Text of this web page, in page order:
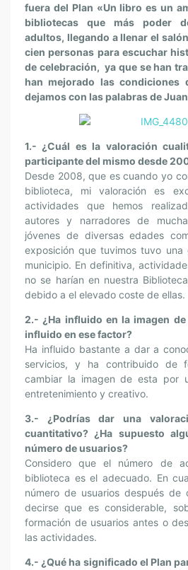
fuera del Plan «Un libro es un
bibliotecas que más poder
adultos, llegando a llenar el
cien personas para escuchar
de celebración, ya que se han
han mejorado las condiciones
dejamos con las palabras de
1.- ¿Cuál es la valoración
participante del mismo desde
Desde 2008, que es cuando yo
biblioteca, mi valoración es
actividades que hemos
autores y narradores de
jóvenes de diversas edades
exposición que tuvimos tuvo
municipio. En definitiva,
no se harían en nuestra
debido a el elevado coste de ellas.
2.- ¿Ha influido en la imagen
influido en ese factor?
Ha influido bastante a dar a
servicios, y ha contribuido de
cambiar la imagen de esta por
entretenimiento y creativo.
3.- ¿Podrías dar una
cuantitativo? ¿Ha supuesto
número de usuarios?
Considero que el número de
biblioteca es el adecuado. En
número de usuarios después
decirse que es considerable,
formación de usuarios antes o
las actividades.
4.- ¿Qué ha significado el Plan